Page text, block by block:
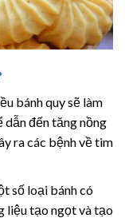
bánh quy sẽ làm
đến tăng nồng
ra các bệnh về tim
số loại bánh có
liệu tạo ngọt và tạo